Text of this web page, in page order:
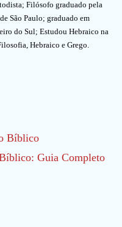
Filósofo graduado pela
São Paulo; graduado em
do Sul; Estudou Hebraico na
Hebraico e Grego.
Bíblico
Guia Completo